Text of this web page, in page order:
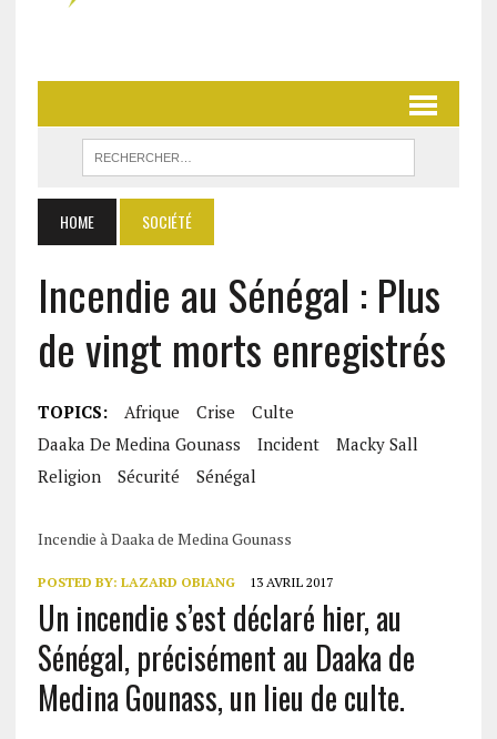
HOME SOCIÉTÉ
Incendie au Sénégal : Plus
de vingt morts enregistrés
TOPICS: Afrique Crise
Culte
Daaka De Medina Gounass
Incident
Macky Sall
Religion
Sécurité Sénégal
Incendie à Daaka de Medina Gounass
POSTED BY: LAZARD OBIANG 13 AVRIL 2017
Un incendie s’est déclaré hier, au
Sénégal, précisément au Daaka de
Medina Gounass, un lieu de culte.